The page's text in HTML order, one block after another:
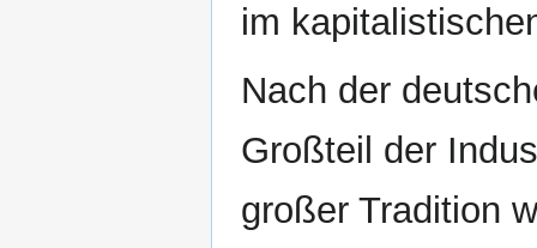
im
Nach der
Großteil der
großer Tradition